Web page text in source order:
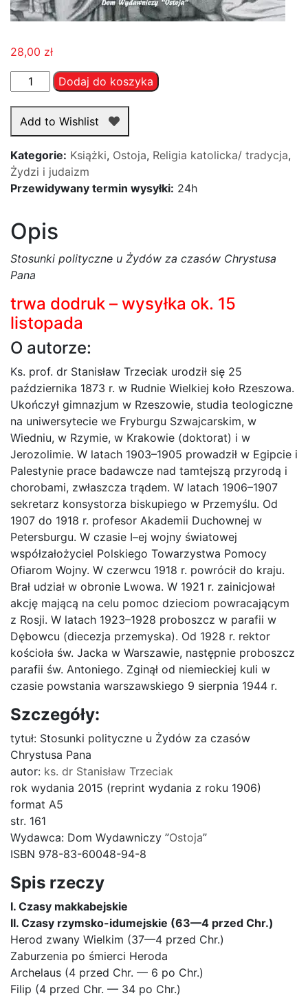
28,00 zł
ilość
Stosunki
polityczne
za
czasów
Chrystusa
-
ks.
dr
Stanisław
Dodaj do koszyka
Add to Wishlist
Kategorie: Książki, Ostoja, Religia katolicka/ tradycja,
Żydzi i judaizm
Przewidywany termin wysyłki: 24h
Opis
Stosunki polityczne u Żydów za czasów Chrystusa
Pana
trwa dodruk – wysyłka ok. 15
listopada
O autorze:
Ks. prof. dr Stanisław Trzeciak urodził się 25
października 1873 r. w Rudnie Wielkiej koło Rzeszowa.
Ukończył gimnazjum w Rzeszowie, studia teologiczne
na uniwersytecie we Fryburgu Szwajcarskim, w
Wiedniu, w Rzymie, w Krakowie (doktorat) i w
Jerozolimie. W latach 1903–1905 prowadził w Egipcie i
Palestynie prace badawcze nad tamtejszą przyrodą i
chorobami, zwłaszcza trądem. W latach 1906–1907
sekretarz konsystorza biskupiego w Przemyślu. Od
1907 do 1918 r. profesor Akademii Duchownej w
Petersburgu. W czasie I–ej wojny światowej
współzałożyciel Polskiego Towarzystwa Pomocy
Ofiarom Wojny. W czerwcu 1918 r. powrócił do kraju.
Brał udział w obronie Lwowa. W 1921 r. zainicjował
akcję mającą na celu pomoc dzieciom powracającym
z Rosji. W latach 1923–1928 proboszcz w parafii w
Dębowcu (diecezja przemyska). Od 1928 r. rektor
kościoła św. Jacka w Warszawie, następnie proboszcz
parafii św. Antoniego. Zginął od niemieckiej kuli w
czasie powstania warszawskiego 9 sierpnia 1944 r.
Szczegóły:
tytuł: Stosunki polityczne u Żydów za czasów
Chrystusa Pana
autor: ks. dr Stanisław Trzeciak
rok wydania 2015 (reprint wydania z roku 1906)
format A5
str. 161
Wydawca: Dom Wydawniczy ”Ostoja”
ISBN 978-83-60048-94-8
Spis rzeczy
I. Czasy makkabejskie
II. Czasy rzymsko-idumejskie (63—4 przed Chr.)
Herod zwany Wielkim (37—4 przed Chr.)
Zaburzenia po śmierci Heroda
Archelaus (4 przed Chr. — 6 po Chr.)
Filip (4 przed Chr. — 34 po Chr.)